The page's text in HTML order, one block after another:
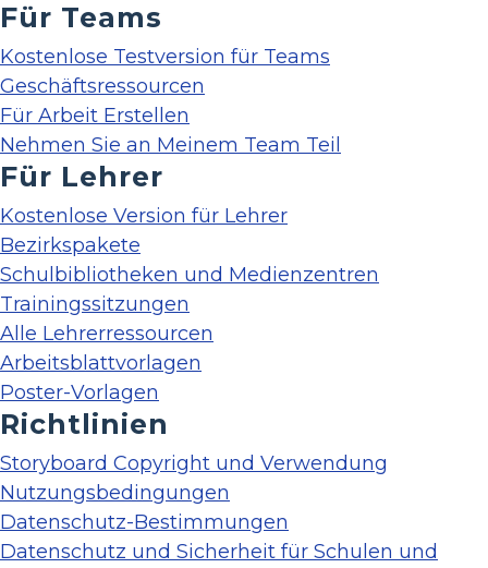
Für Teams
Kostenlose Testversion für Teams
Geschäftsressourcen
Für Arbeit Erstellen
Nehmen Sie an Meinem Team Teil
Für Lehrer
Kostenlose Version für Lehrer
Bezirkspakete
Schulbibliotheken und Medienzentren
Trainingssitzungen
Alle Lehrerressourcen
Arbeitsblattvorlagen
Poster-Vorlagen
Richtlinien
Storyboard Copyright und Verwendung
Nutzungsbedingungen
Datenschutz-Bestimmungen
Datenschutz und Sicherheit für Schulen und